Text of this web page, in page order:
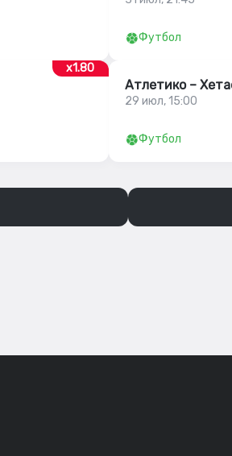
Футбол
x1.80
Атлетико –
29 июл, 15:00
Футбол